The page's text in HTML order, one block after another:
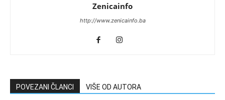
Zenicainfo
http://www.zenicainfo.ba
POVEZANI ČLANCI VIŠE OD AUTORA